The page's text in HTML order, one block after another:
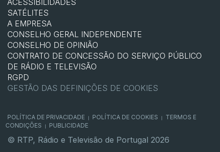
SATÉLITES
A EMPRESA
CONSELHO GERAL INDEPENDENTE
CONSELHO DE OPINIÃO
CONTRATO DE CONCESSÃO DO SERVIÇO PÚBLICO
DE RÁDIO E TELEVISÃO
RGPD
GESTÃO DAS DEFINIÇÕES DE COOKIES
POLÍTICA DE PRIVACIDADE POLÍTICA DE COOKIES
TERMOS E
CONDIÇÕES
PUBLICIDADE
© RTP, Rádio e Televisão de Portugal 2026